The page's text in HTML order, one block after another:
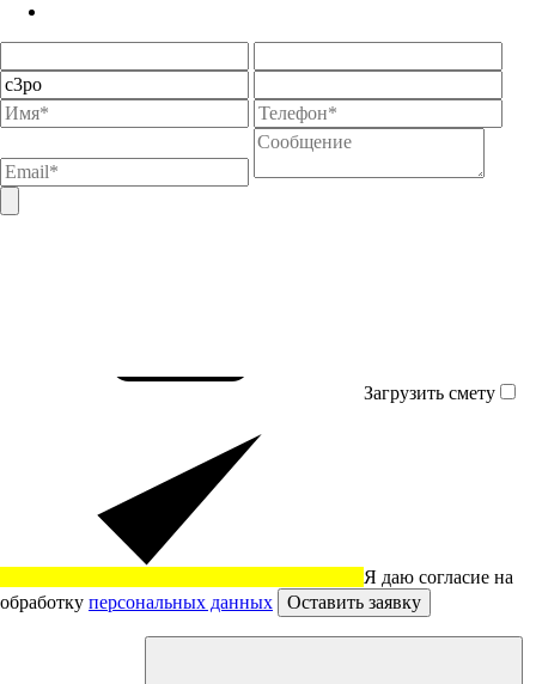
Загрузить смету
Я даю согласие на
обработку персональных данных Оставить заявку